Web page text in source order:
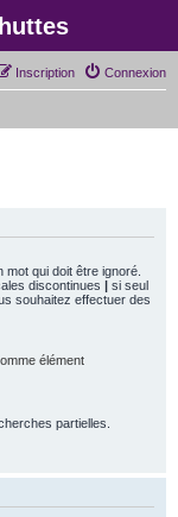
Connexion
Inscription
mot qui doit être ignoré.
discontinues | si seul
souhaitez effectuer des
élément
partielles.